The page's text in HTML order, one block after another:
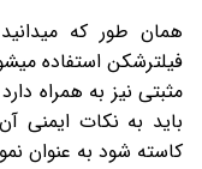
همان طور که
فیلترشکن استفاده
مثبتی نیز به همراه
باید به نکات ایمنی
کاسته شود به عنوان